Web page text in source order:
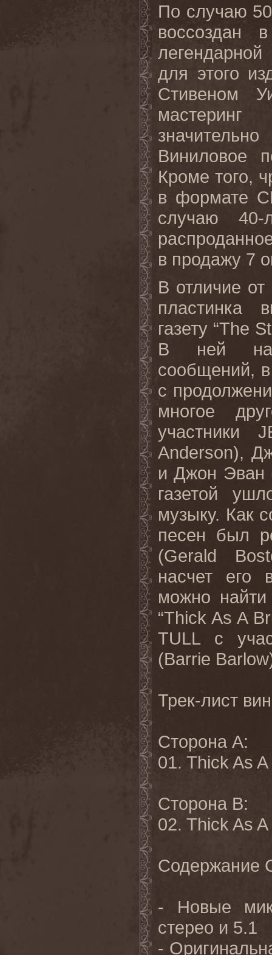
По случаю
воссоздан
для этого
Стивеном
Виниловое
Кроме того,
в формате
случаю
в продажу 7
В отличие
пластинка
газету “The
В ней
сообщений,
с
многое
участники
Anderson),
и Джон Эван
газетой
музыку. Как
песен был
(Gerald
насчет его
можно
“Thick As A
TULL с
(Barrie
Трек-лист
Сторона A:
01. Thick As
Сторона B:
02. Thick As
Содержание
- Новые
стерео и 5.1
-